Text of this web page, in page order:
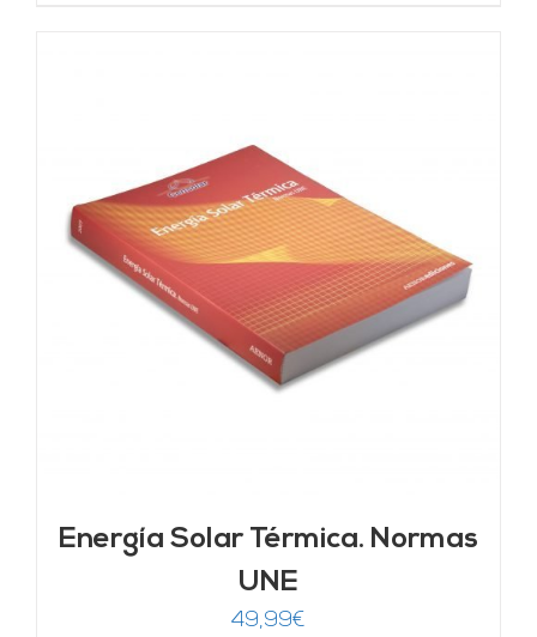
Energía Solar Térmica. Normas
UNE
49,99€